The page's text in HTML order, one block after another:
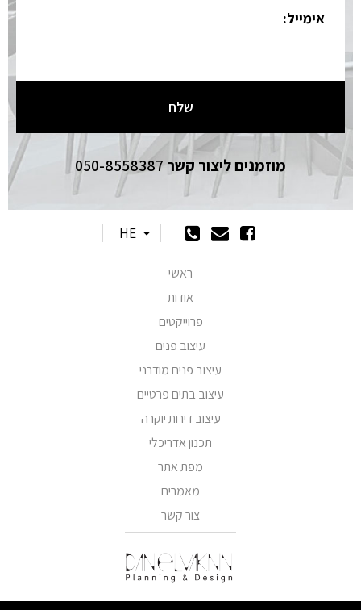
מוזמנים ליצור קשר050-8558387
HE
ראשי
אודות
פרוייקטים
עיצוב פנים
עיצוב פנים מודרני
עיצוב בתים פרטיים
עיצוב דירות יוקרה
תכנון אדריכלי
מפת אתר
מאמרים
צור קשר